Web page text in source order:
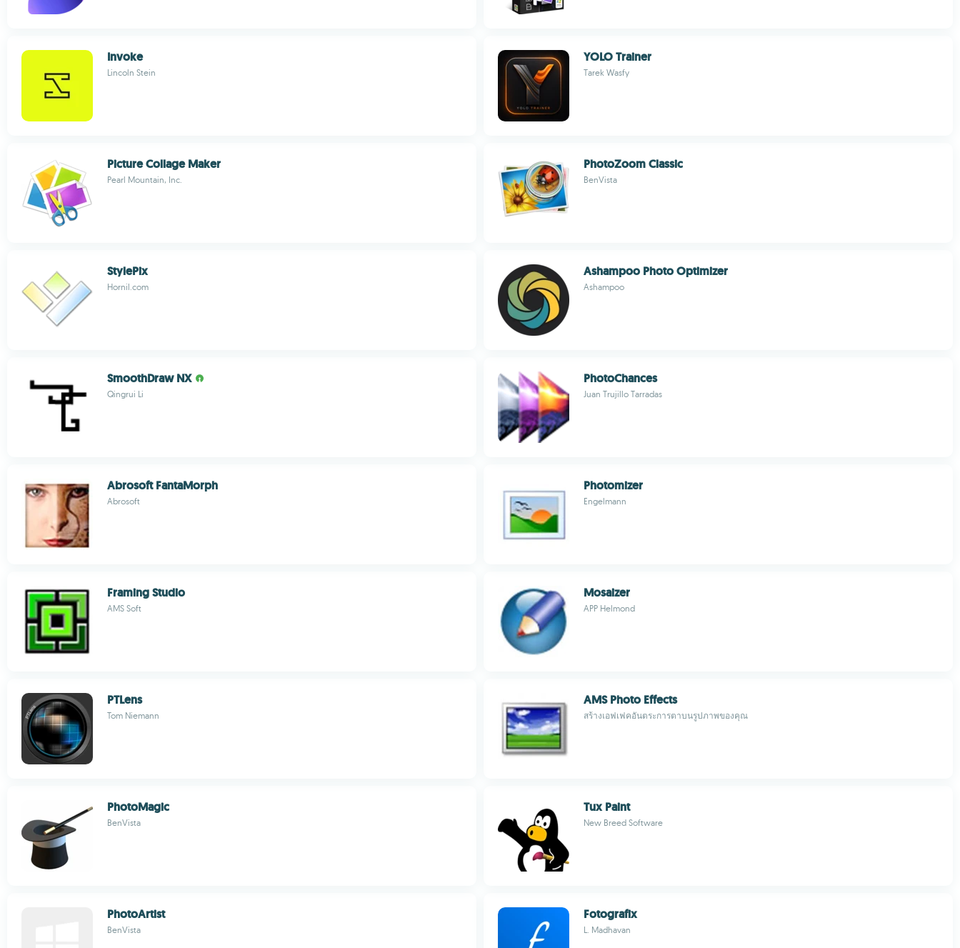
Invoke
Lincoln Stein
YOLO Trainer
Tarek Wasfy
Picture Collage Maker
Pearl Mountain, Inc.
PhotoZoom Classic
BenVista
StylePix
Hornil.com
Ashampoo Photo Optimizer
Ashampoo
SmoothDraw NX
Qingrui Li
PhotoChances
Juan Trujillo Tarradas
Abrosoft FantaMorph
Abrosoft
Photomizer
Engelmann
Framing Studio
AMS Soft
Mosaizer
APP Helmond
PTLens
Tom Niemann
AMS Photo Effects
สร้างเอฟเฟคอันตระการตาบนรูปภาพของคุณ
PhotoMagic
BenVista
Tux Paint
New Breed Software
PhotoArtist
BenVista
Fotografix
L. Madhavan